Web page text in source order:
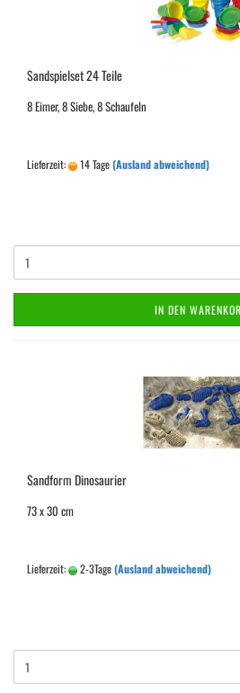
Sandspielset 24 Teile
8 Eimer, 8 Siebe, 8 Schaufeln
Lieferzeit: 14 Tage(Ausland abweichend)
IN DEN
Sandform Dinosaurier
73 x 30 cm
Lieferzeit: 2-3Tage(Ausland abweichend)